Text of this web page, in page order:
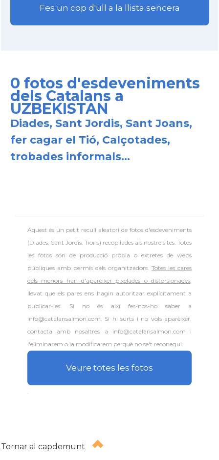
Fes un cop d'ull a la llista sencera
0 fotos d'esdeveniments
dels Catalans a
UZBEKISTAN
Diades, Sant Jordis, Sant Joans,
fer cagar el Tió, Calçotades,
trobades informals...
Aquest és un petit recull aleatori defotos d'esdeveniments
(Diades, Sant Jordis, Tions) recopilades als nostre sites. Totes
les fotos són de producció pròpia o extretes de webs
públiques amb permís dels organitzadors.Totes les cares
dels menors han d'aparèixer pixelades o distorsionades,
llevat que els pares ens hagin autoritzar explícitament a
publicar-les. Si no és així fes-nos-ho saber a
info@catalansalmon.com. Si hi surts i no vols aparèixer,
contacta amb nosaltres a info@catalansalmon.com i
l'eliminarem o la modificarem perquè no se't reconegui.
Veure totes les fotos
Tornar al capdemunt